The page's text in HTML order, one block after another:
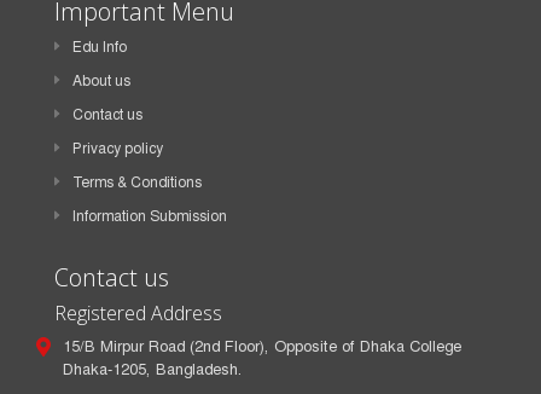
Important Menu
Edu Info
About us
Contact us
Privacy policy
Terms & Conditions
Information Submission
Contact us
Registered Address
15/B Mirpur Road (2nd Floor), Opposite of Dhaka College
Dhaka-1205, Bangladesh.